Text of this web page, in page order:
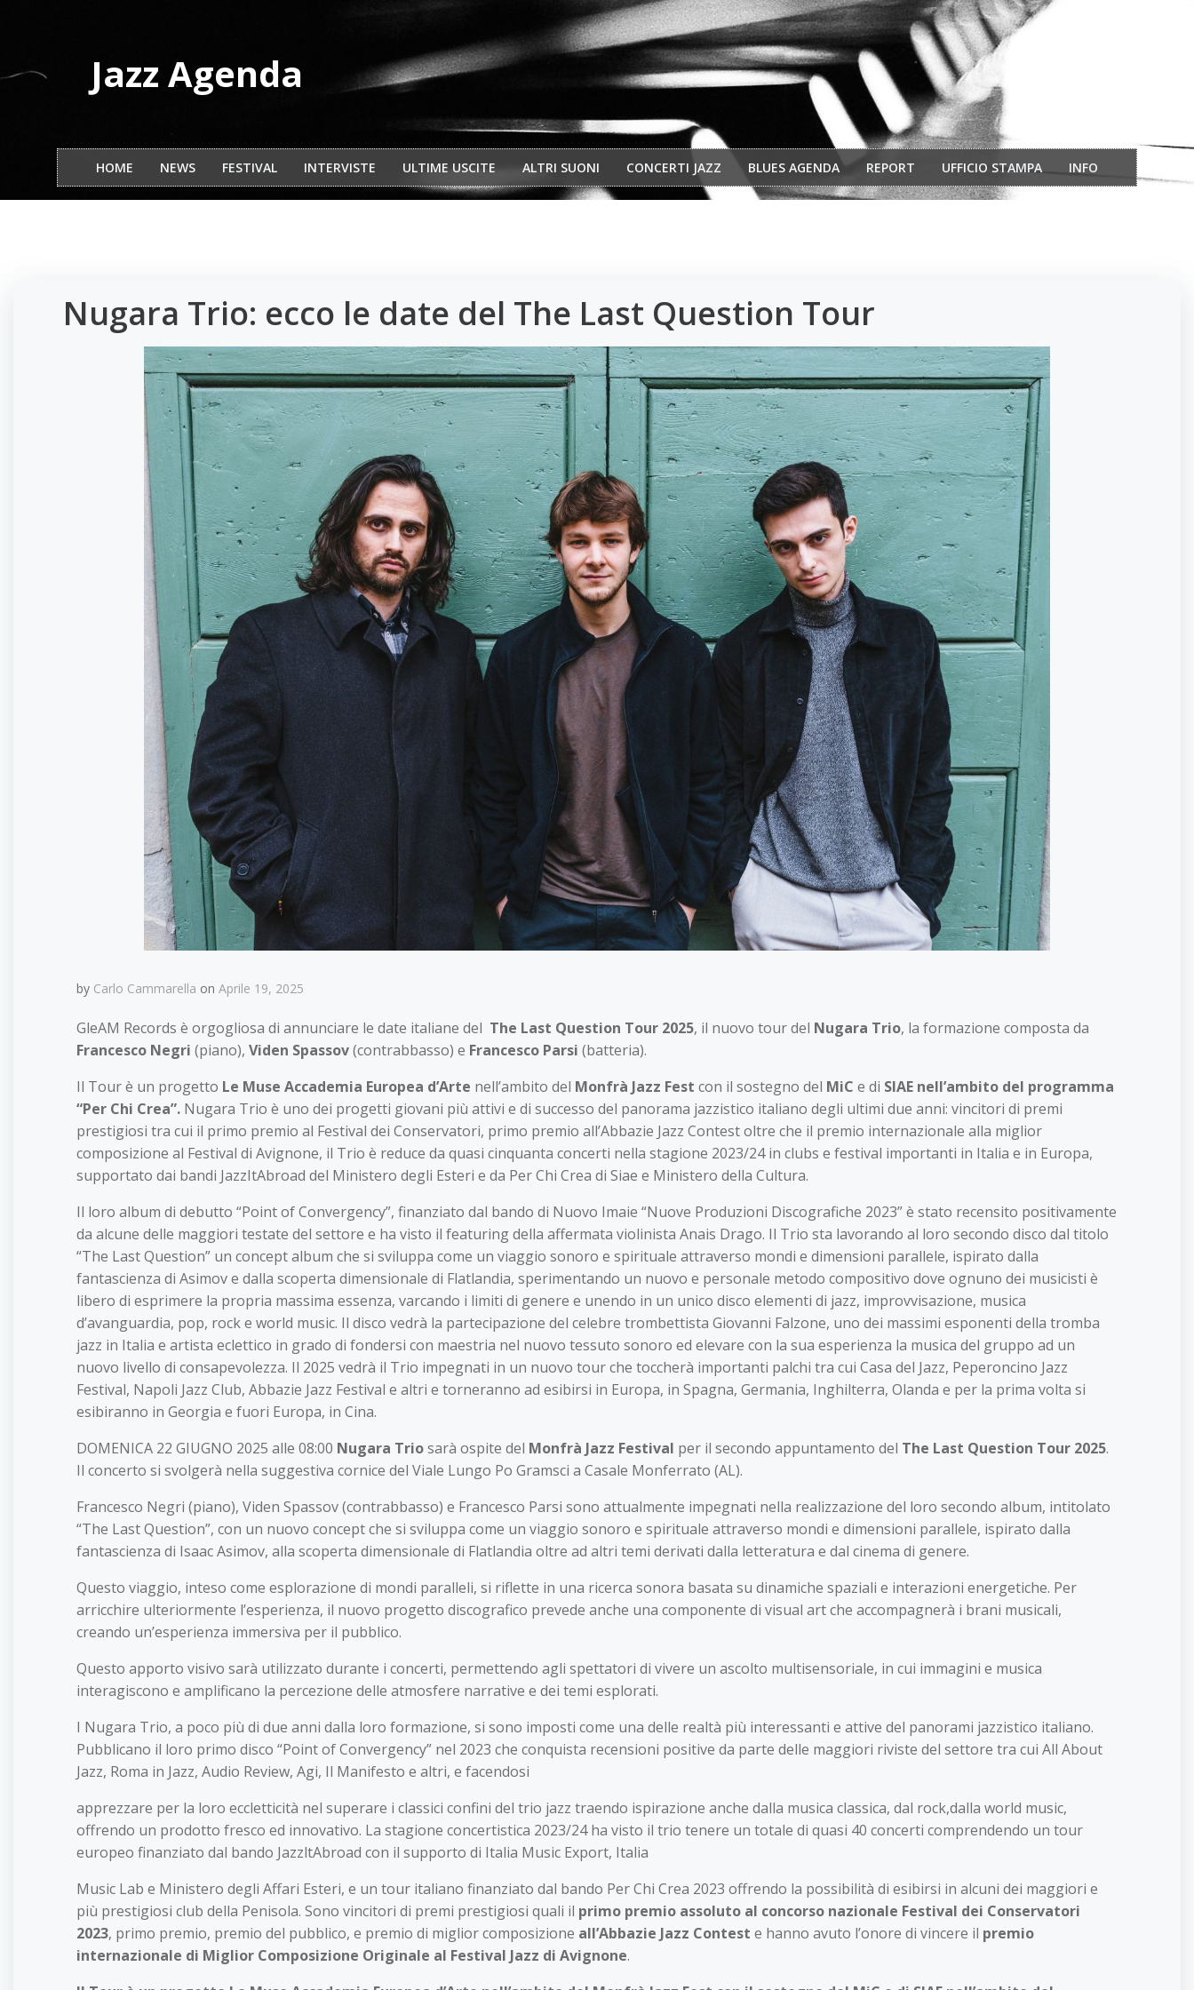
Jazz Agenda
HOME NEWS FESTIVAL INTERVISTE ULTIME USCITE ALTRI SUONI CONCERTI JAZZ BLUES AGENDA REPORT UFFICIO STAMPA INFO
Nugara Trio: ecco le date del The Last Question Tour
by Carlo Cammarella on Aprile 19, 2025
GleAM Records è orgogliosa di annunciare le date italiane del The Last Question Tour 2025, il nuovo tour del Nugara Trio, la formazione composta da
Francesco Negri (piano), Viden Spassov(contrabbasso) e Francesco Parsi (batteria).
Il Tour è un progetto Le Muse Accademia Europea d’Arte nell’ambito del Monfrà Jazz Fest con il sostegno del MiC e di SIAE nell’ambito del programma
“Per Chi Crea”. Nugara Trio è uno dei progetti giovani più attivi e di successo del panorama jazzistico italiano degli ultimi due anni: vincitori di premi
prestigiosi tra cui il primo premio al Festival dei Conservatori, primo premio all’Abbazie Jazz Contest oltre che il premio internazionale alla miglior
composizione al Festival di Avignone, il Trio è reduce da quasi cinquanta concerti nella stagione 2023/24 in clubs e festival importanti in Italia e in Europa,
supportato dai bandi JazzItAbroad del Ministero degli Esteri e da Per Chi Crea di Siae e Ministero della Cultura.
Il loro album di debutto “Point of Convergency”, finanziato dal bando di Nuovo Imaie “Nuove Produzioni Discografiche 2023” è stato recensito positivamente
da alcune delle maggiori testate del settore e ha visto il featuring della affermata violinista Anais Drago. Il Trio sta lavorando al loro secondo disco dal titolo
“The Last Question” un concept album che si sviluppa come un viaggio sonoro e spirituale attraverso mondi e dimensioni parallele, ispirato dalla
fantascienza di Asimov e dalla scoperta dimensionale di Flatlandia, sperimentando un nuovo e personale metodo compositivo dove ognuno dei musicisti è
libero di esprimere la propria massima essenza, varcando i limiti di genere e unendo in un unico disco elementi di jazz, improvvisazione, musica
d’avanguardia, pop, rock e world music. Il disco vedrà la partecipazione del celebre trombettista Giovanni Falzone, uno dei massimi esponenti della tromba
jazz in Italia e artista eclettico in grado di fondersi con maestria nel nuovo tessuto sonoro ed elevare con la sua esperienza la musica del gruppo ad un
nuovo livello di consapevolezza. Il 2025 vedrà il Trio impegnati in un nuovo tour che toccherà importanti palchi tra cui Casa del Jazz, Peperoncino Jazz
Festival, Napoli Jazz Club, Abbazie Jazz Festival e altri e torneranno ad esibirsi in Europa, in Spagna, Germania, Inghilterra, Olanda e per la prima volta si
esibiranno in Georgia e fuori Europa, in Cina.
DOMENICA 22 GIUGNO 2025 alle 08:00 Nugara Triosarà ospite del Monfrà Jazz Festival per il secondo appuntamento del The Last Question Tour 2025.
Il concerto si svolgerà nella suggestiva cornice del Viale Lungo Po Gramsci a Casale Monferrato (AL).
Francesco Negri (piano), Viden Spassov (contrabbasso) e Francesco Parsi sono attualmente impegnati nella realizzazione del loro secondo album, intitolato
“The Last Question”, con un nuovo concept che si sviluppa come un viaggio sonoro e spirituale attraverso mondi e dimensioni parallele, ispirato dalla
fantascienza di Isaac Asimov, alla scoperta dimensionale di Flatlandia oltre ad altri temi derivati dalla letteratura e dal cinema di genere.
Questo viaggio, inteso come esplorazione di mondi paralleli, si riflette in una ricerca sonora basata su dinamiche spaziali e interazioni energetiche. Per
arricchire ulteriormente l’esperienza, il nuovo progetto discografico prevede anche una componente di visual art che accompagnerà i brani musicali,
creando un’esperienza immersiva per il pubblico.
Questo apporto visivo sarà utilizzato durante i concerti, permettendo agli spettatori di vivere un ascolto multisensoriale, in cui immagini e musica
interagiscono e amplificano la percezione delle atmosfere narrative e dei temi esplorati.
I Nugara Trio, a poco più di due anni dalla loro formazione, si sono imposti come una delle realtà più interessanti e attive del panorami jazzistico italiano.
Pubblicano il loro primo disco “Point of Convergency” nel 2023 che conquista recensioni positive da parte delle maggiori riviste del settore tra cui All About
Jazz, Roma in Jazz, Audio Review, Agi, Il Manifesto e altri, e facendosi
apprezzare per la loro eccletticità nel superare i classici confini del trio jazz traendo ispirazione anche dalla musica classica, dal rock,dalla world music,
offrendo un prodotto fresco ed innovativo. La stagione concertistica 2023/24 ha visto il trio tenere un totale di quasi 40 concerti comprendendo un tour
europeo finanziato dal bando JazzltAbroad con il supporto di Italia Music Export, Italia
Music Lab e Ministero degli Affari Esteri, e un tour italiano finanziato dal bando Per Chi Crea 2023 offrendo la possibilità di esibirsi in alcuni dei maggiori e
più prestigiosi club della Penisola. Sono vincitori di premi prestigiosi quali il primo premio assoluto al concorso nazionale Festival dei Conservatori
2023, primo premio, premio del pubblico, e premio di miglior composizione all’Abbazie Jazz Contest e hanno avuto l’onore di vincere il premio
internazionale di Miglior Composizione Originale al Festival Jazz di Avignone.